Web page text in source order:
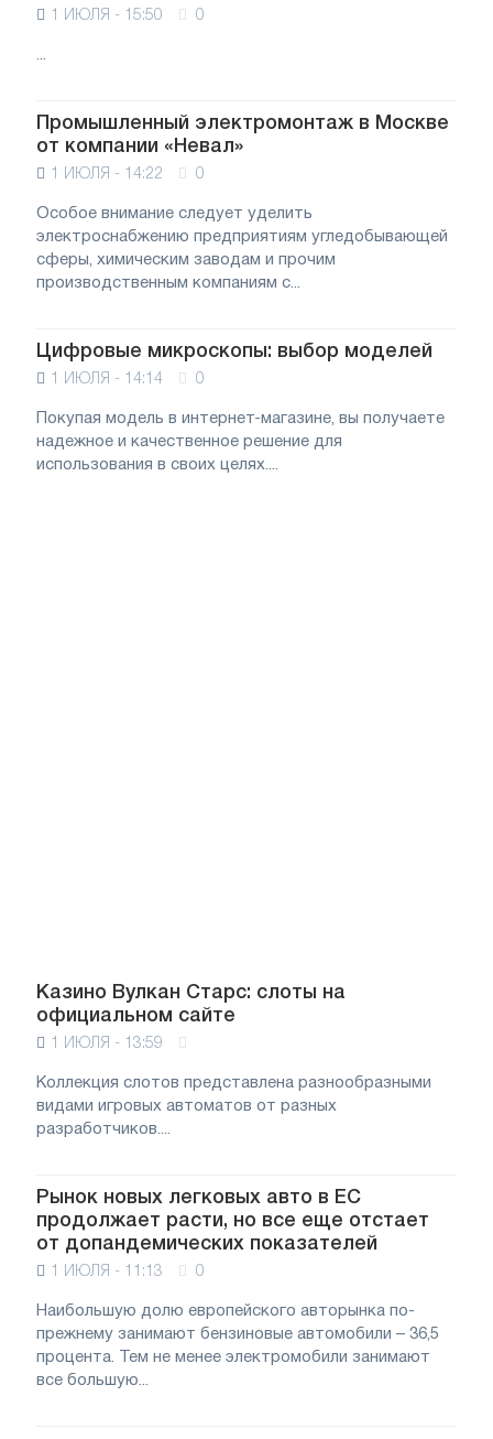
1 ИЮЛЯ - 15:50 0
...
Промышленный электромонтаж в Москве
от компании «Невал»
1 ИЮЛЯ - 14:22 0
Особое внимание следует уделить
электроснабжению предприятиям угледобывающей
сферы, химическим заводам и прочим
производственным компаниям с...
Цифровые микроскопы: выбор моделей
1 ИЮЛЯ - 14:14 0
Покупая модель в интернет-магазине, вы получаете
надежное и качественное решение для
использования в своих целях....
Казино Вулкан Старс: слоты на
официальном сайте
1 ИЮЛЯ - 13:59
Коллекция слотов представлена разнообразными
видами игровых автоматов от разных
разработчиков....
Рынок новых легковых авто в ЕС
продолжает расти, но все еще отстает
от допандемических показателей
1 ИЮЛЯ - 11:13 0
Наибольшую долю европейского авторынка по-
прежнему занимают бензиновые автомобили – 36,5
процента. Тем не менее электромобили занимают
все большую...